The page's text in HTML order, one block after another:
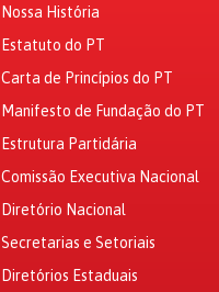
Nossa História
Estatuto do PT
Carta de Princípios do PT
Manifesto de Fundação do PT
Estrutura Partidária
Comissão Executiva Nacional
Diretório Nacional
Secretarias e Setoriais
Diretórios Estaduais